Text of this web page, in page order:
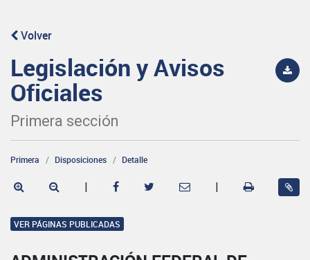
Volver
Legislación y Avisos
Oficiales
Primera sección
Primera Disposiciones Detalle
| |
VER PÁGINAS PUBLICADAS